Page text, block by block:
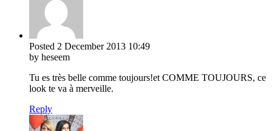
Posted 2 December 2013 10:49
by heseem
Tu es très belle comme toujours!et COMME TOUJOURS, ce
look te va à merveille.
Reply